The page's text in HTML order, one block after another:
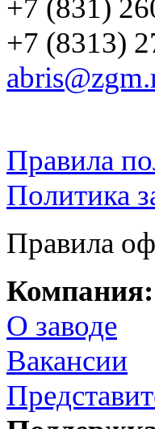
+7 (831)
+7 (8313)
Правила
Политика
Правила
Компания:
О заводе
Вакансии